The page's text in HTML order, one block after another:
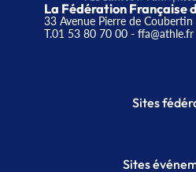
La Fédération Française
33 Avenue Pierre de
T.01 53 80 70 00- ffa@athle.fr
Sites
Plateforme
Sites